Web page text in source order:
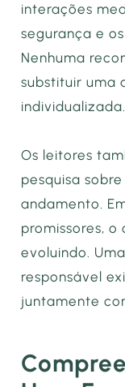
interações
segurança e
Nenhuma
substituir uma
individualizada.
Os leitores
pesquisa
andamento.
promissores,
evoluindo.
responsável
juntamente